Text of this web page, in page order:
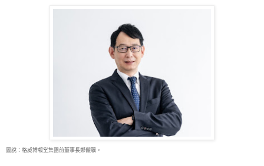
圖說：格威博報堂集團前董事長鄭儼驥。